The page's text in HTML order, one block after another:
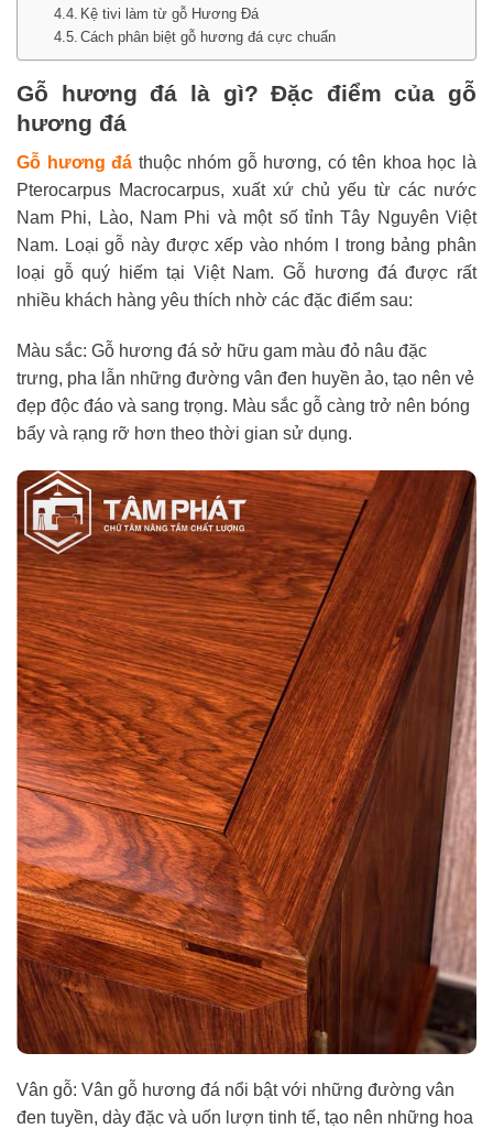
Kệ tivi làm từ gỗ Hương Đá
Cách phân biệt gỗ hương đá cực chuẩn
Gỗ hương đá là gì? Đặc điểm của gỗ
hương đá
Gỗ hương đá thuộc nhóm gỗ hương, có tên khoa học là
Pterocarpus Macrocarpus, xuất xứ chủ yếu từ các nước
Nam Phi, Lào, Nam Phi và một số tỉnh Tây Nguyên Việt
Nam. Loại gỗ này được xếp vào nhóm I trong bảng phân
loại gỗ quý hiếm tại Việt Nam. Gỗ hương đá được rất
nhiều khách hàng yêu thích nhờ các đặc điểm sau:
Màu sắc: Gỗ hương đá sở hữu gam màu đỏ nâu đặc
trưng, pha lẫn những đường vân đen huyền ảo, tạo nên vẻ
đẹp độc đáo và sang trọng. Màu sắc gỗ càng trở nên bóng
bẩy và rạng rỡ hơn theo thời gian sử dụng.
Vân gỗ: Vân gỗ hương đá nổi bật với những đường vân
đen tuyền, dày đặc và uốn lượn tinh tế, tạo nên những hoa